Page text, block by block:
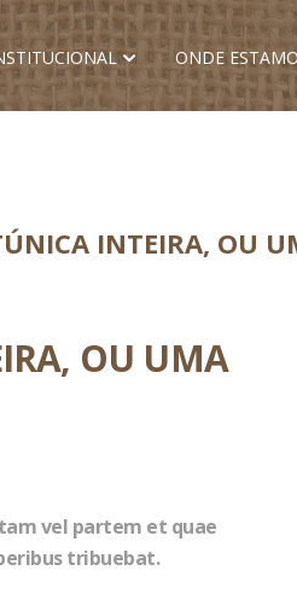
ONDE
INTEIRA, OU
OU UMA
vel partem et quae
tribuebat.